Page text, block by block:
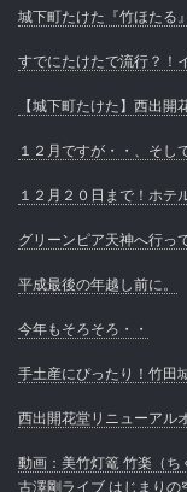
城下町たけた『竹ほたる
すでにたけたで流行？！
【城下町たけた】西出開
１２月ですが・・、そし
１２月２０日まで！ホテ
グリーンピア天神へ行っ
平成最後の年越し前に。
今年もそろそろ・・
手土産にぴったり！竹田
西出開花堂リニューアル
動画：美竹灯篭 竹楽（
古澤剛ライブ はじまりの